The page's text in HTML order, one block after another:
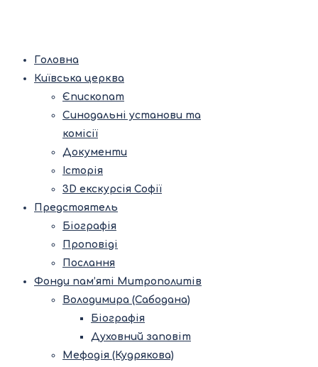
Головна
Київська церква
Єпископат
Синодальні установи та
комісії
Документи
Історія
3D екскурсія Софії
Предстоятель
Біографія
Проповіді
Послання
Фонди пам’яті Митрополитів
Володимира (Сабодана)
Біографія
Духовний заповіт
Мефодія (Кудрякова)